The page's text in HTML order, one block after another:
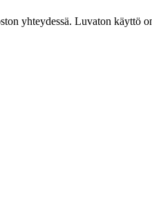
yhteydessä. Luvaton käyttö